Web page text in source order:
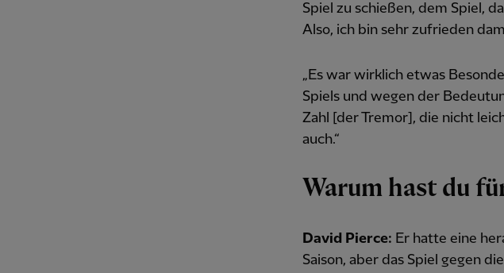
Spiel zu schießen, dem Spiel,
Also, ich bin sehr zufrieden
„Es war wirklich etwas
Spiels und wegen der
Zahl [der Tremor], die nicht
auch.“
Warum hast du
David Pierce: Er hatte eine
Saison, aber das Spiel gegen